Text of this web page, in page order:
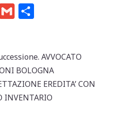
G
l di
vi
di
AVVOCATO
BOLOGNA
EREDITA’ CON
INVENTARIO